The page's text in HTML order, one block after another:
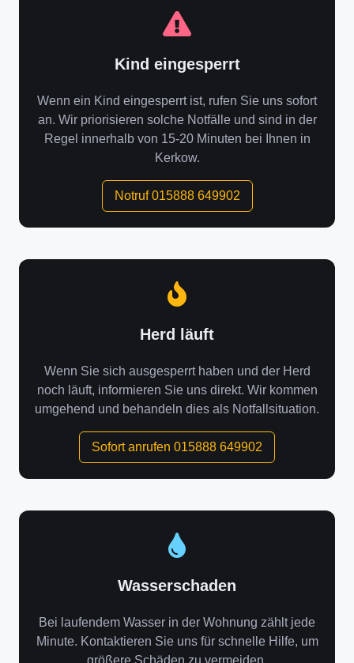
Kind eingesperrt
Wenn ein Kind eingesperrt ist, rufen Sie uns sofort
an. Wir priorisieren solche Notfälle und sind in der
Regel innerhalb von 15-20 Minuten bei Ihnen in
Kerkow.
Notruf 015888 649902
Herd läuft
Wenn Sie sich ausgesperrt haben und der Herd
noch läuft, informieren Sie uns direkt. Wir kommen
umgehend und behandeln dies als Notfallsituation.
Sofort anrufen 015888 649902
Wasserschaden
Bei laufendem Wasser in der Wohnung zählt jede
Minute. Kontaktieren Sie uns für schnelle Hilfe, um
größere Schäden zu vermeiden.